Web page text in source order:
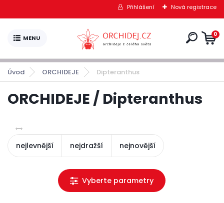
Přihlášení Nová registrace
0
Úvod ORCHIDEJE Dipteranthus
ORCHIDEJE / Dipteranthus
nejlevnější nejdražší nejnovější